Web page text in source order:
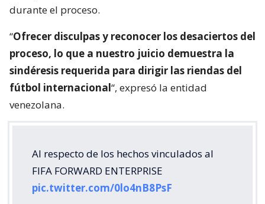
durante el proceso.
“Ofrecer disculpas y reconocer los desaciertos del
proceso, lo que a nuestro juicio demuestra la
sindéresis requerida para dirigir las riendas del
fútbol internacional“, expresó la entidad
venezolana.
Al respecto de los hechos vinculados al
FIFA FORWARD ENTERPRISE
pic.twitter.com/0lo4nB8PsF